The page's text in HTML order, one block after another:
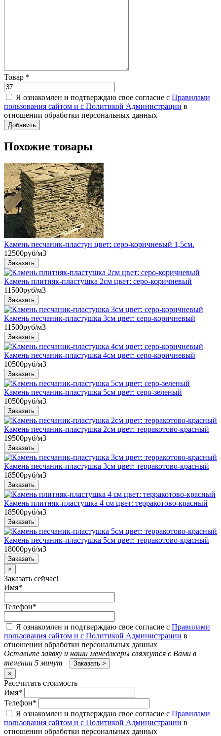
Товар *
Я ознакомлен и подтверждаю свое согласие с Правилами
пользования сайтом и с Политикой Администрации в
отношении обработки персональных данных
Похожие товары
Камень песчаник-пластун цвет: серо-коричневый 1,5см.
12500руб/м3
Камень плитняк-пластушка 2см цвет: серо-коричневый
11500руб/м3
Камень песчаник-пластушка 3см цвет: серо-коричневый
11500руб/м3
Камень песчаник-пластушка 4см цвет: серо-коричневый
10500руб/м3
Камень песчаник-пластушка 5см цвет: серо-зеленый
10500руб/м3
Камень песчаник-пластушка 2см цвет: терракотово-красный
19500руб/м3
Камень песчаник-пластушка 3см цвет: терракотово-красный
18500руб/м3
Камень плитняк-пластушка 4 см цвет: терракотово-красный
18500руб/м3
Камень песчаник-пластушка 5см цвет: терракотово-красный
18000руб/м3
×
Заказать сейчас!
Имя*
Телефон*
Я ознакомлен и подтверждаю свое согласие с Правилами
пользования сайтом и с Политикой Администрации в
отношении обработки персональных данных
Оставьте заявку и наши менеджеры свяжутся с Вами в
течении 5 минут
×
Рассчитать стоимость
Имя*
Телефон*
Я ознакомлен и подтверждаю свое согласие с Правилами
пользования сайтом и с Политикой Администрации в
отношении обработки персональных данных